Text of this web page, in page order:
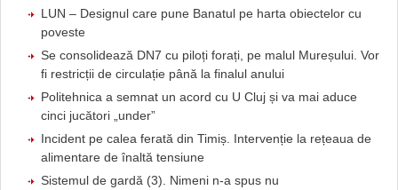
LUN – Designul care pune Banatul pe harta obiectelor cu
poveste
Se consolidează DN7 cu piloți forați, pe malul Mureșului. Vor
fi restricții de circulație până la finalul anului
Politehnica a semnat un acord cu U Cluj și va mai aduce
cinci jucători „under”
Incident pe calea ferată din Timiș. Intervenție la rețeaua de
alimentare de înaltă tensiune
Sistemul de gardă (3). Nimeni n-a spus nu